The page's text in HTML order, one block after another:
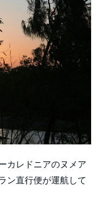
カレドニアのヌメア
ン直行便が運航して